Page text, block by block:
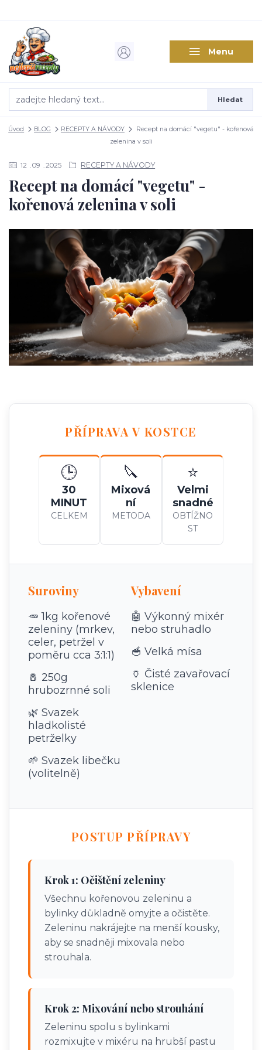
Menu
Hledat
Úvod BLOG RECEPTY A NÁVODY
Recept na domácí "vegetu" - kořenová
zelenina v soli
12 09 2025 RECEPTY A NÁVODY
Recept na domácí "vegetu" -
kořenová zelenina v soli
PŘÍPRAVA V KOSTCE
🕒
30
MINUT
CELKEM
🔪
Mixová
ní
METODA
⭐
Velmi
snadné
OBTÍŽNO
ST
Suroviny
🥕 1kg kořenové
zeleniny (mrkev,
celer, petržel v
poměru cca 3:1:1)
🧂 250g
hrubozrnné soli
🌿 Svazek
hladkolisté
petrželky
🌱 Svazek libečku
(volitelně)
Vybavení
🤖 Výkonný mixér
nebo struhadlo
🥣 Velká mísa
🏺 Čisté zavařovací
sklenice
POSTUP PŘÍPRAVY
Krok 1: Očištění zeleniny
Všechnu kořenovou zeleninu a
bylinky důkladně omyjte a očistěte.
Zeleninu nakrájejte na menší kousky,
aby se snadněji mixovala nebo
strouhala.
Krok 2: Mixování nebo strouhání
Zeleninu spolu s bylinkami
rozmixujte v mixéru na hrubší pastu